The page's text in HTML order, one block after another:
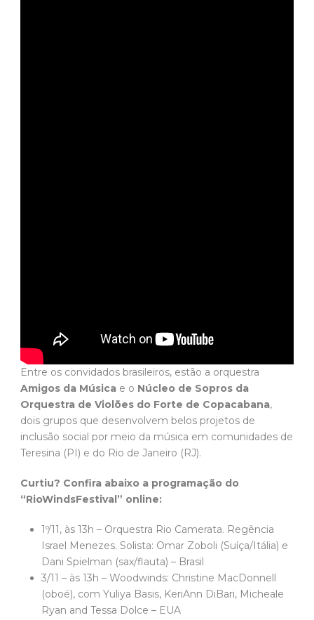
Entre os convidados brasileiros, estão a orquestra
Amigos da Música e o Núcleo de Sopros da
Orquestra de Violões do Forte de Copacabana,
dois grupos que desenvolvem belos projetos de
inclusão social por meio da música em comunidades de
Teresina (PI) e do Rio de Janeiro (RJ).
Curtiu? Confira abaixo a programação do
“RioWindsFestival” online:
1º/11, às 13h – Orquestra Rio Camerata. Regência
Israel Menezes. Solista: Omar Zoboli (Suíça/Itália) e
Dani Spielman (sax/flauta) – Brasil
3/11 – às 13h – Woodwinds: Christine MacDonnell
(oboé), com Yuliya Basis, KeriAnn DiBari, Micheale
Ryan and Tessa Dolce – EUA